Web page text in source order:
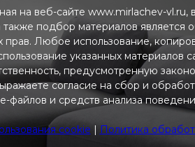
на веб-сайте www.mirlachev-vl.ru,
подбор материалов является
Любое использование,
указанных материалов
предусмотренную
согласие на сбор и
файлов и средств анализа
cookie | Политика